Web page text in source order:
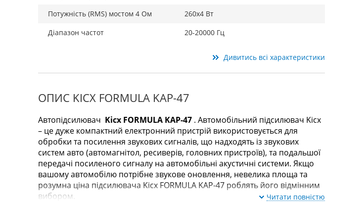
Потужність (RMS) мостом 4 Ом
260х4 Вт
Діапазон частот
20-20000 Гц
Дивитись всі характеристики
ОПИС KICX FORMULA KAP-47
Автопідсилювач Kicx FORMULA KAP-47 . Автомобільний підсилювач Kicx
– це дуже компактний електронний пристрій використовується для
обробки та посилення звукових сигналів, що надходять із звукових
систем авто (автомагнітол, ресиверів, головних пристроїв), та подальшої
передачі посиленого сигналу на автомобільні акустичні системи. Якщо
вашому автомобілю потрібне звукове оновлення, невелика площа та
розумна ціна підсилювача Kicx FORMULA KAP-47 роблять його відмінним
вибором.
Читати повністю